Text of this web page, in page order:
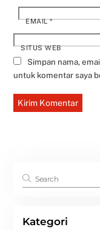
EMAIL*
SITUS WEB
Simpan nama,
untuk komentar saya
Kategori